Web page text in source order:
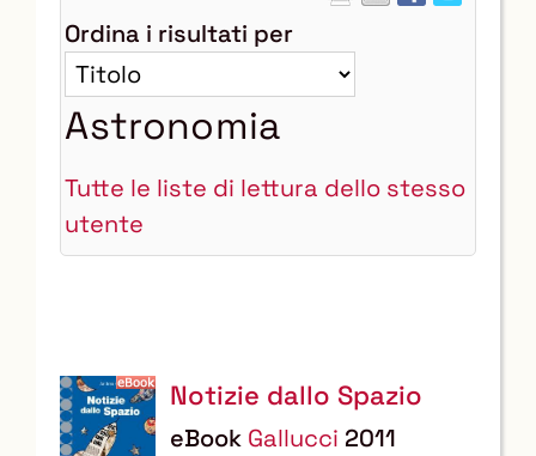
Ordina i risultati per
Astronomia
Tutte le liste di lettura dello stesso
utente
Notizie dallo Spazio
eBook Gallucci 2011